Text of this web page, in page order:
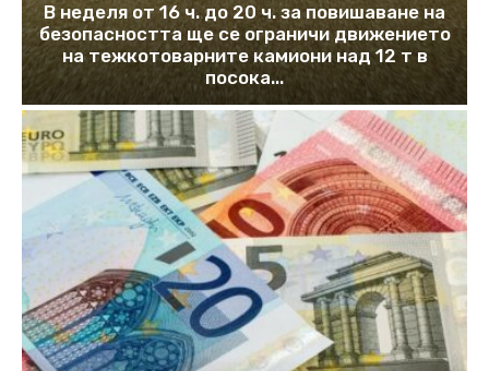
В неделя от 16 ч. до 20 ч. за повишаване на
безопасността ще се ограничи движението
на тежкотоварните камиони над 12 т в
посока...